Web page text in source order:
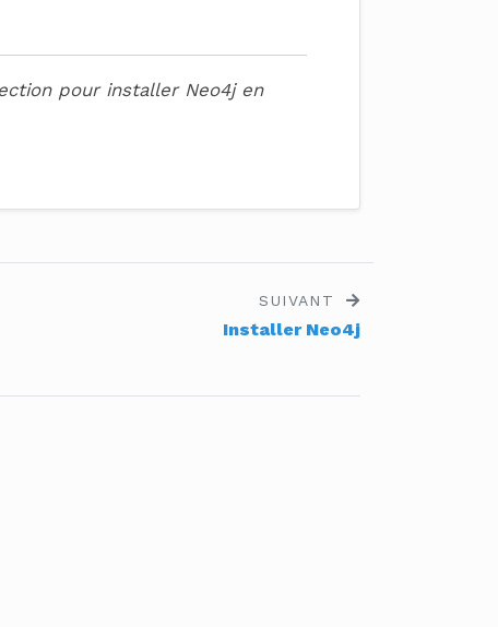
pour installer Neo4j en
SUIVANT
Installer Neo4j